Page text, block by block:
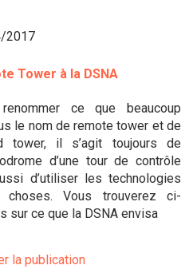
2017
Tower à la DSNA
ce que beaucoup
le nom de remote tower et de
tower, il s’agit toujours de
d’une tour de contrôle
d’utiliser les technologies
choses. Vous trouverez ci-
sur ce que la DSNA envisa
la publication